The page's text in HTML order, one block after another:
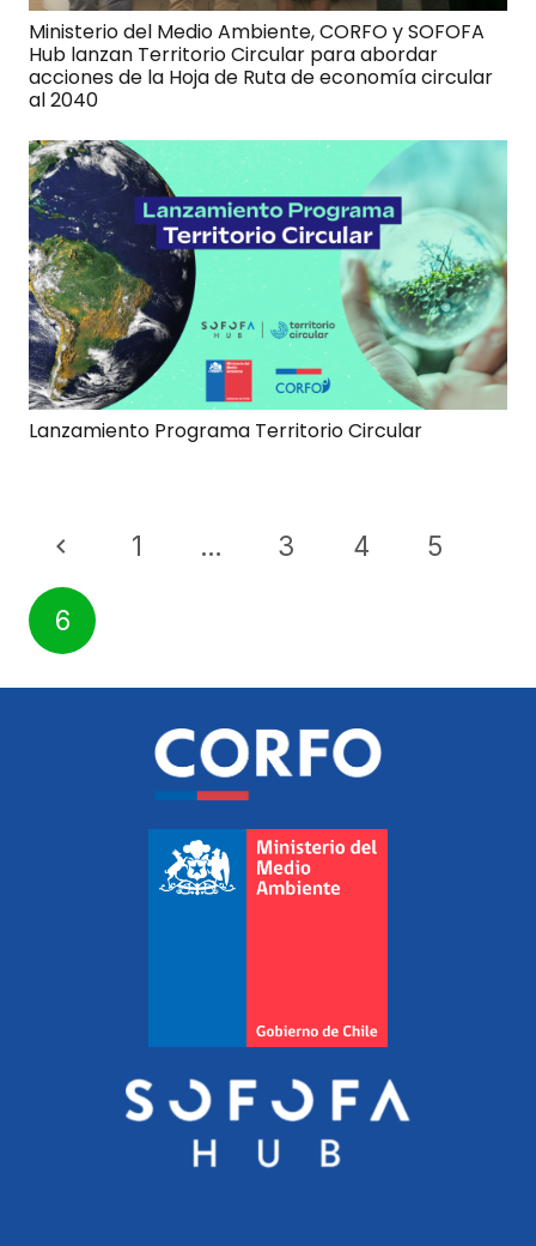
Ministerio del Medio Ambiente, CORFO y SOFOFA
Hub lanzan Territorio Circular para abordar
acciones de la Hoja de Ruta de economía circular
al 2040
Lanzamiento Programa Territorio Circular
1 … 3 4 5
6